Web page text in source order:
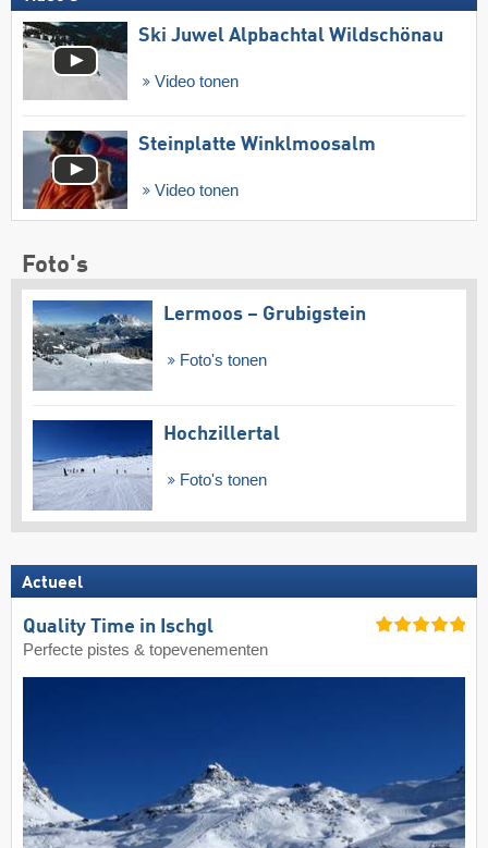
Ski Juwel Alpbachtal Wildschönau
Video tonen
Steinplatte Winklmoosalm
Video tonen
Foto's
Lermoos – Grubigstein
Foto's tonen
Hochzillertal
Foto's tonen
Actueel
Quality Time in Ischgl
Perfecte pistes & topevenementen